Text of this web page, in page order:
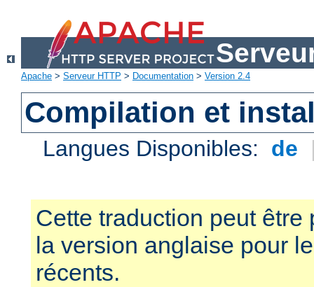
Apache > Serveur HTTP > Documentation > Version 2.4
Compilation et
Langues Disponibles: de
Cette traduction peut être
la version anglaise pour
récents.